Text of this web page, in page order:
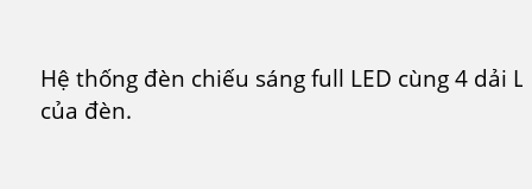
Hệ thống đèn chiếu sáng full LED cùng 4 dải
của đèn.